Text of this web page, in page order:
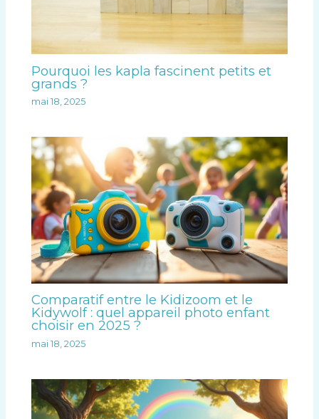
Pourquoi les kapla fascinent petits et
grands ?
mai 18, 2025
Comparatif entre le Kidizoom et le
Kidywolf : quel appareil photo enfant
choisir en 2025 ?
mai 18, 2025